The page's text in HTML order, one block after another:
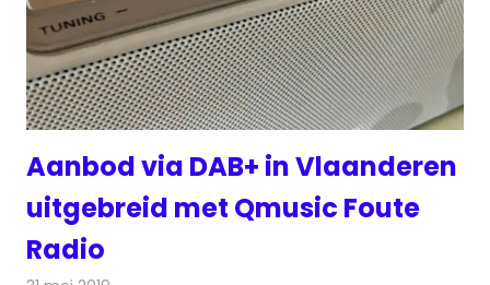
Aanbod via DAB+ in Vlaanderen
uitgebreid met Qmusic Foute
Radio